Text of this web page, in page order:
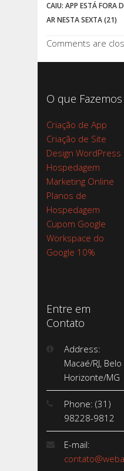
CAIU: APP ESTÁ FORA
AR NESTA SEXTA (21)
Comments are
O que Fazemos
Criação de App
Criação de Site
Design WordPress
Hospedagem
Marketing Online
Planos de
Hospedagem
Cupom Google
Workspace do
Google 10%
Entre em
Contato
Address:
Macaé/RJ, Belo
Horizonte/MG
Phone: (31)
98228-9812
E-mail: